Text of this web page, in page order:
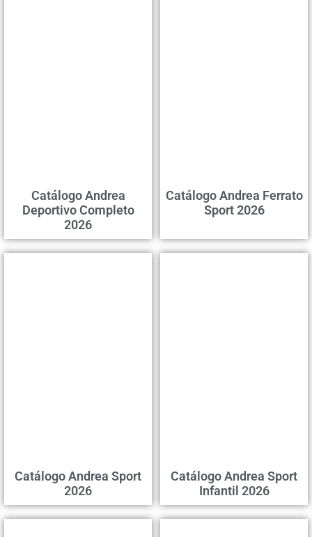
Catálogo Andrea
Deportivo Completo
2026
Catálogo Andrea Ferrato
Sport 2026
Catálogo Andrea Sport
2026
Catálogo Andrea Sport
Infantil 2026